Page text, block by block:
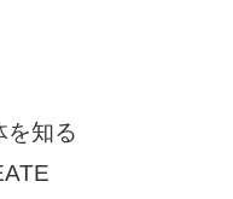
を知る